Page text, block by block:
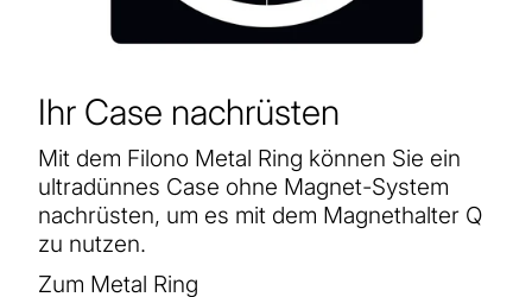
Ihr Case nachrüsten
Mit dem Filono Metal Ring können Sie ein
ultradünnes Case ohne Magnet-System
nachrüsten, um es mit dem Magnethalter Q
zu nutzen.
Zum Metal Ring